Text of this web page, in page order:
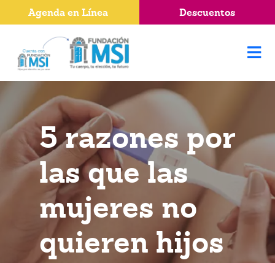
5 razones por
las que las
mujeres no
quieren hijos
Agenda en Línea Descuentos